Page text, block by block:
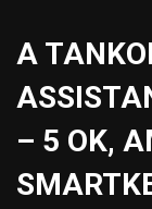
A
– 5 OK,